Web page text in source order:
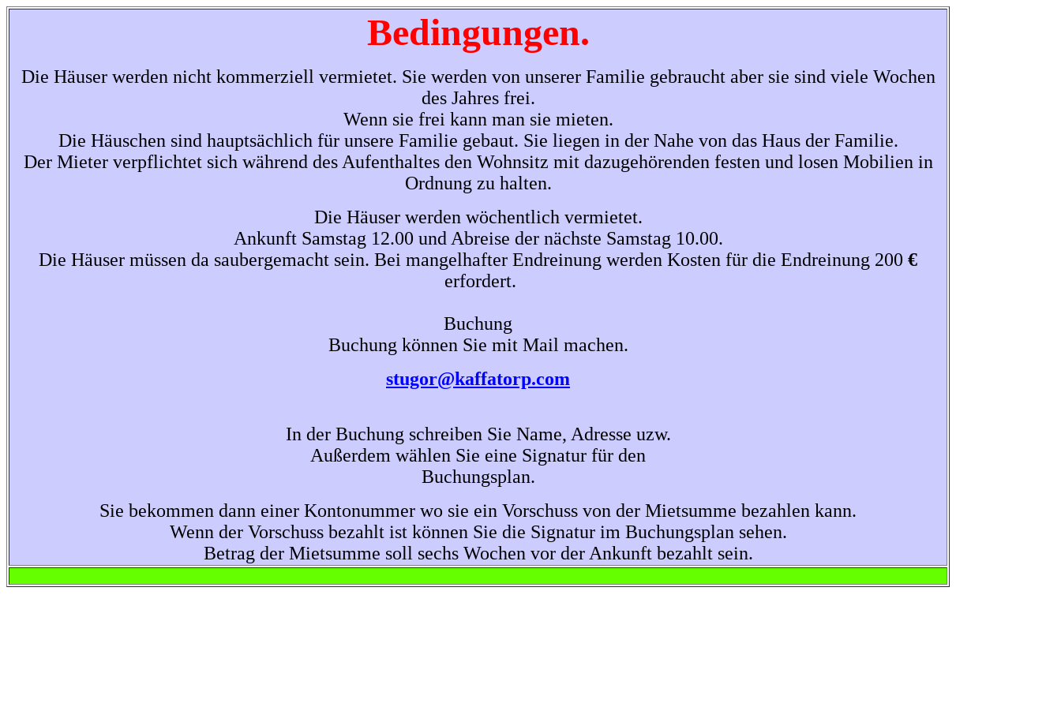
Bedingungen.
Die Häuser werden nicht kommerziell vermietet. Sie werden von unserer Familie gebraucht aber sie sind viele Wochen
des Jahres frei.
Wenn sie frei kann man sie mieten.
Die Häuschen sind hauptsächlich für unsere Familie gebaut. Sie liegen in der Nahe von das Haus der Familie.
Der Mieter verpflichtet sich während des Aufenthaltes den Wohnsitz mit dazugehörenden festen und losen Mobilien in
Ordnung zu halten.
Die Häuser werden wöchentlich vermietet.
Ankunft Samstag 12.00 und Abreise der nächste Samstag 10.00.
Die Häuser müssen da saubergemacht sein. Bei mangelhafter Endreinung werden Kosten für die Endreinung 200 €
erfordert.
Buchung
Buchung können Sie mit Mail machen.
stugor@kaffatorp.com
In der Buchung schreiben Sie Name, Adresse uzw.
Außerdem wählen Sie eine Signatur für den
Buchungsplan.
Sie bekommen dann einer Kontonummer wo sie ein Vorschuss von der Mietsumme bezahlen kann.
Wenn der Vorschuss bezahlt ist können Sie die Signatur im Buchungsplan sehen.
Betrag der Mietsumme soll sechs Wochen vor der Ankunft bezahlt sein.